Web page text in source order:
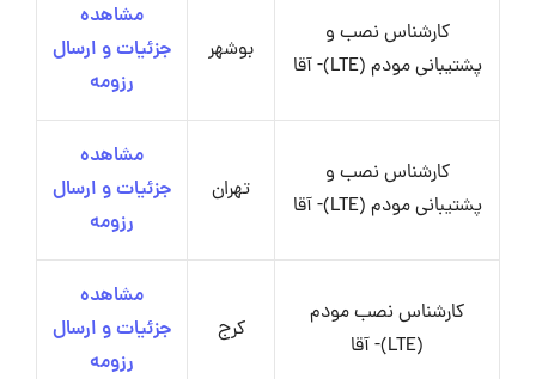
کارشناس نصب و
پشتیبانی مودم (LTE)- آقا
بوشهر
مشاهده
جزئیات و ارسال
رزومه
کارشناس نصب و
پشتیبانی مودم (LTE)- آقا
تهران
مشاهده
جزئیات و ارسال
رزومه
کارشناس نصب مودم
(LTE)- آقا
کرج
مشاهده
جزئیات و ارسال
رزومه